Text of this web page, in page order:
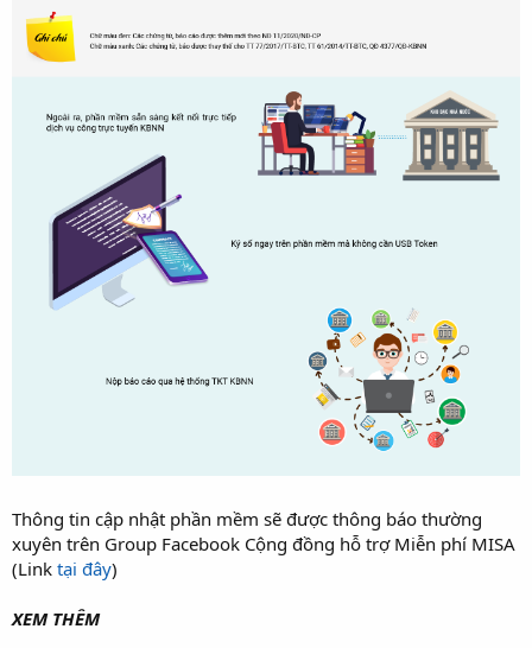
Thông tin cập nhật phần mềm sẽ được thông báo thường
xuyên trên Group Facebook Cộng đồng hỗ trợ Miễn phí MISA
(Link tại đây)
XEM THÊM